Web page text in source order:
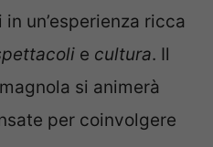
un’esperienza ricca
e cultura. Il
si animerà
per coinvolgere